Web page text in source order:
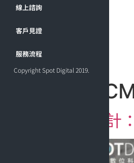
線上諮詢
客戶見證
服務流程
Copyright Spot Digital 2019.
CMS設計